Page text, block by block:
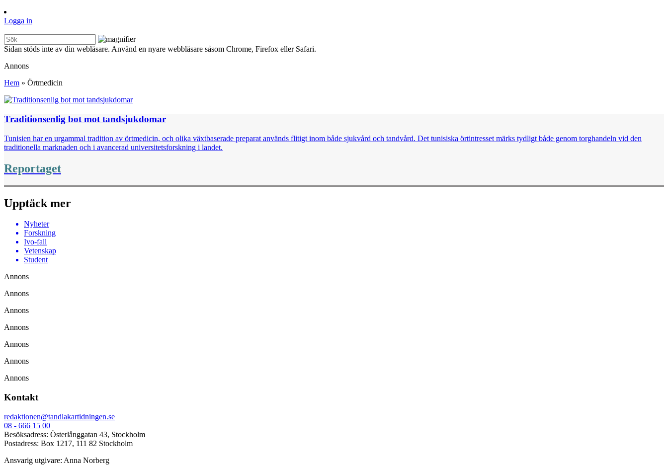
Logga in
Sidan stöds inte av din webläsare. Använd en nyare webbläsare såsom Chrome, Firefox eller Safari.
Annons
Hem » Örtmedicin
Traditionsenlig bot mot tandsjukdomar
Tunisien har en urgammal tradition av örtmedicin, och olika växtbaserade preparat används flitigt inom både sjukvård och tandvård. Det tunisiska örtintresset märks tydligt både genom torghandeln vid den
traditionella marknaden och i avancerad universitetsforskning i landet.
Reportaget
Upptäck mer
Nyheter
Forskning
Ivo-fall
Vetenskap
Student
Annons
Annons
Annons
Annons
Annons
Annons
Annons
Kontakt
redaktionen@tandlakartidningen.se
08 - 666 15 00
Besöksadress: Österlånggatan 43, Stockholm
Postadress: Box 1217, 111 82 Stockholm
Ansvarig utgivare: Anna Norberg